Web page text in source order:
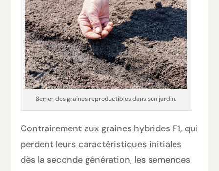
Semer des graines reproductibles dans son jardin.
Contrairement aux graines hybrides F1, qui
perdent leurs caractéristiques initiales
dès la seconde génération, les semences